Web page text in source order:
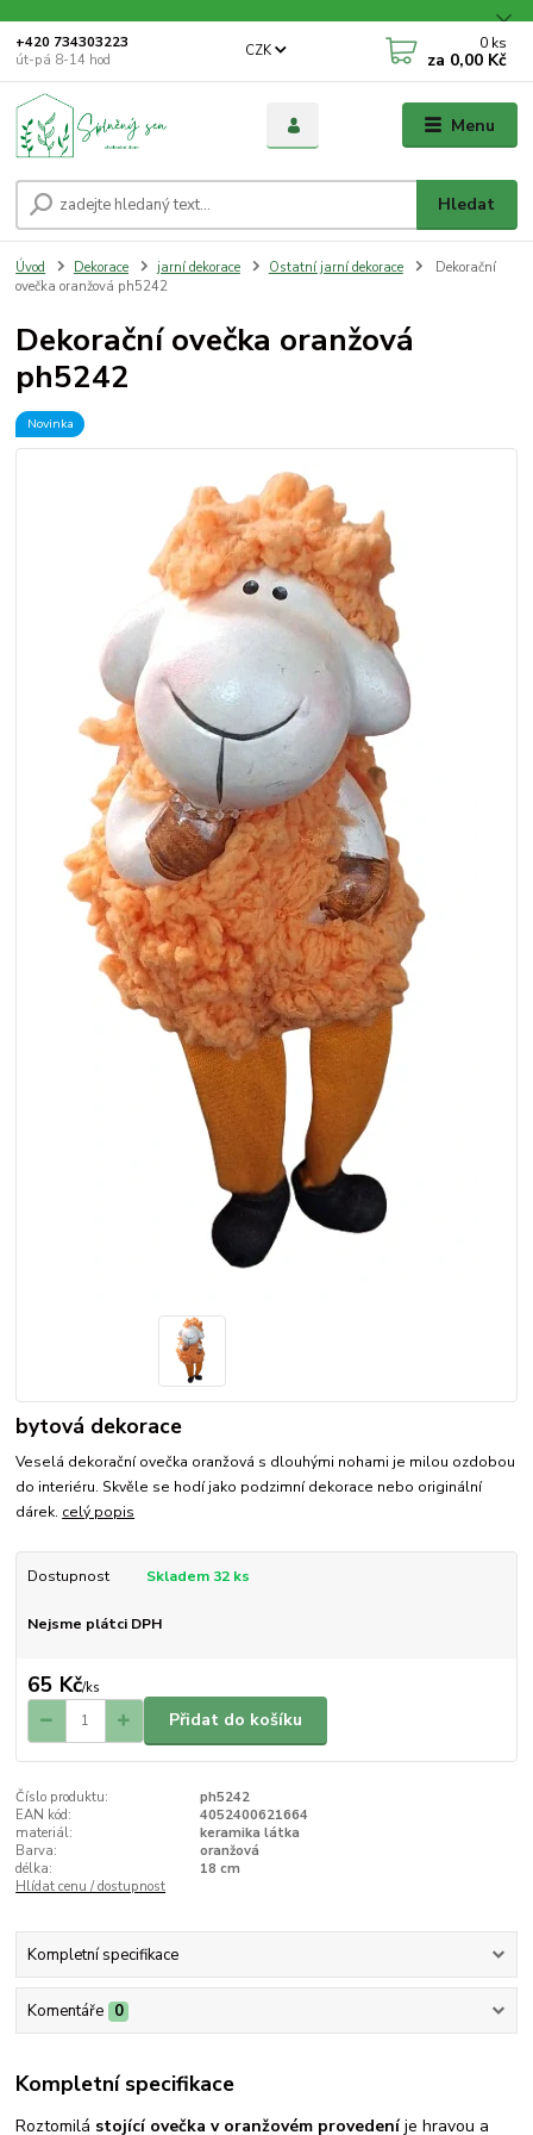
Menu
CZK
Hledat
+420 734303223
út-pá 8-14 hod
0 ks
za 0,00 Kč
Úvod Dekorace jarní dekorace Ostatní jarní dekorace
Dekorační
ovečka oranžová ph5242
Dekorační ovečka oranžová
ph5242
Novinka
bytová dekorace
Veselá dekorační ovečka oranžová s dlouhými nohami je milou ozdobou
do interiéru. Skvěle se hodí jako podzimní dekorace nebo originální
dárek. celý popis
Dostupnost Skladem 32 ks
Nejsme plátci DPH
65 Kč/ks
Přidat do košíku
Číslo produktu:
ph5242
EAN kód:
4052400621664
materiál:
keramika látka
Barva:
oranžová
délka:
18 cm
Hlídat cenu / dostupnost
Kompletní specifikace
Komentáře 0
Kompletní specifikace
Roztomilá stojící ovečka v oranžovém provedeníje hravou a